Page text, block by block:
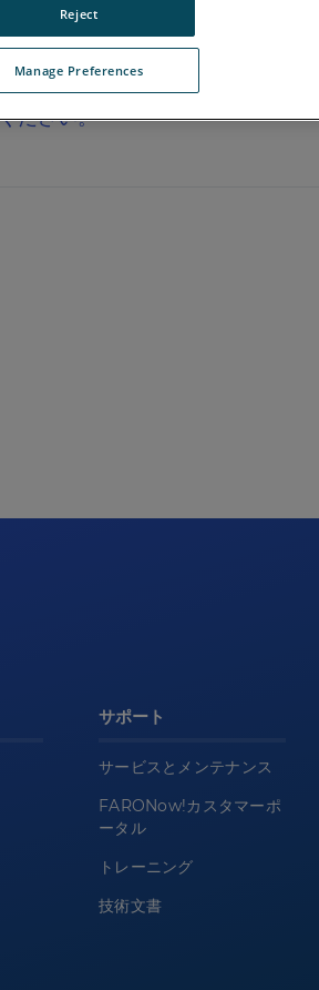
ださい。
サポート
サービスとメンテナンス
FARONow!カスタマーポ
ータル
トレーニング
技術文書
Manage Preferences
Reject